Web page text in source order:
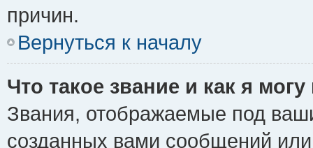
причин.
Вернуться к началу
Что такое звание и как я
Звания, отображаемые под
созданных вами сообщений